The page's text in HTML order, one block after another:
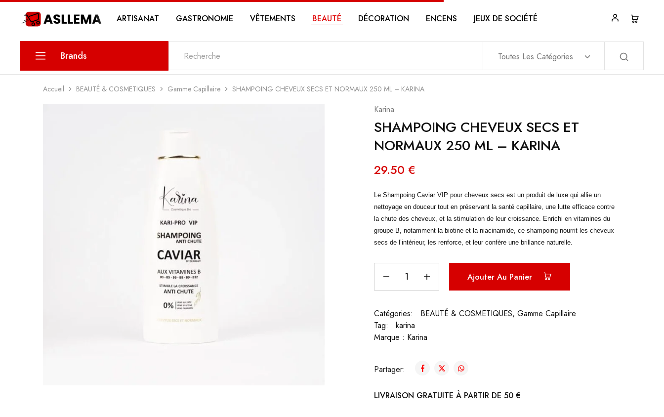
Asllema ARTISANAT GASTRONOMIE VÊTEMENTS BEAUTÉ DÉCORATION ENCENS JEUX DE SOCIÉTÉ
Brands
KARINA
Toutes Les Catégories
Accueil BEAUTÉ & COSMETIQUES Gamme Capillaire SHAMPOING CHEVEUX SECS ET NORMAUX 250 ML – KARINA
Karina
SHAMPOING CHEVEUX SECS ET
NORMAUX 250 ML – KARINA
29.50 €
Le Shampoing Caviar VIP pour cheveux secs est un produit de luxe qui allie un
nettoyage en douceur tout en préservant la santé capillaire, une lutte efficace contre
la chute des cheveux, et la stimulation de leur croissance. Enrichi en vitamines du
groupe B, notamment la biotine et la niacinamide, ce shampoing nourrit les cheveux
secs de l’intérieur, les renforce, et leur confère une brillance naturelle.
Ajouter Au Panier
Catégories: BEAUTÉ & COSMETIQUES, Gamme Capillaire
Tag:
karina
Marque : Karina
Partager:
LIVRAISON GRATUITE À PARTIR DE 50 €